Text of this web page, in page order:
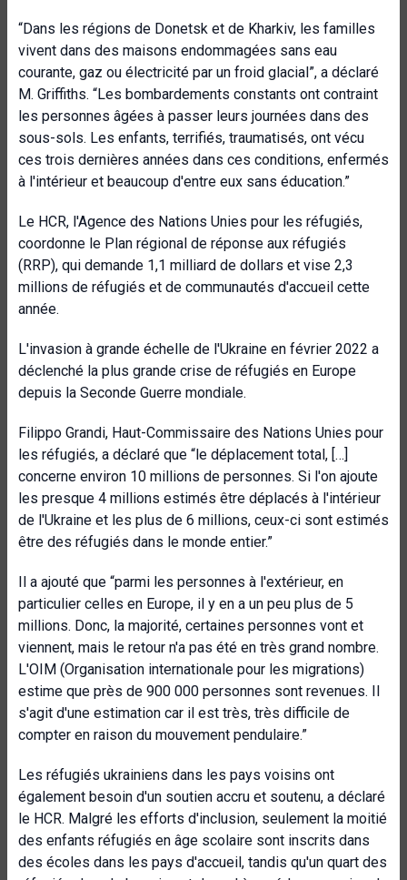
“Dans les régions de Donetsk et de Kharkiv, les familles
vivent dans des maisons endommagées sans eau
courante, gaz ou électricité par un froid glacial”, a déclaré
M. Griffiths. “Les bombardements constants ont contraint
les personnes âgées à passer leurs journées dans des
sous-sols. Les enfants, terrifiés, traumatisés, ont vécu
ces trois dernières années dans ces conditions, enfermés
à l'intérieur et beaucoup d'entre eux sans éducation.”
Le HCR, l'Agence des Nations Unies pour les réfugiés,
coordonne le Plan régional de réponse aux réfugiés
(RRP), qui demande 1,1 milliard de dollars et vise 2,3
millions de réfugiés et de communautés d'accueil cette
année.
L'invasion à grande échelle de l'Ukraine en février 2022 a
déclenché la plus grande crise de réfugiés en Europe
depuis la Seconde Guerre mondiale.
Filippo Grandi, Haut-Commissaire des Nations Unies pour
les réfugiés, a déclaré que “le déplacement total, […]
concerne environ 10 millions de personnes. Si l'on ajoute
les presque 4 millions estimés être déplacés à l'intérieur
de l'Ukraine et les plus de 6 millions, ceux-ci sont estimés
être des réfugiés dans le monde entier.”
Il a ajouté que “parmi les personnes à l'extérieur, en
particulier celles en Europe, il y en a un peu plus de 5
millions. Donc, la majorité, certaines personnes vont et
viennent, mais le retour n'a pas été en très grand nombre.
L'OIM (Organisation internationale pour les migrations)
estime que près de 900 000 personnes sont revenues. Il
s'agit d'une estimation car il est très, très difficile de
compter en raison du mouvement pendulaire.”
Les réfugiés ukrainiens dans les pays voisins ont
également besoin d'un soutien accru et soutenu, a déclaré
le HCR. Malgré les efforts d'inclusion, seulement la moitié
des enfants réfugiés en âge scolaire sont inscrits dans
des écoles dans les pays d'accueil, tandis qu'un quart des